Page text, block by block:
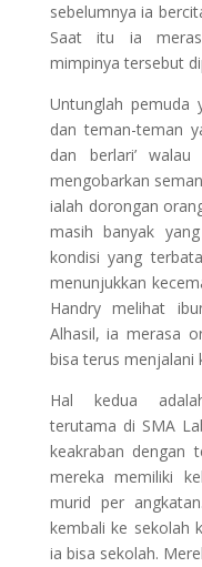
sebelumnya ia
Saat itu ia
mimpinya tersebut
Untunglah pemuda
dan teman-teman
dan berlari’
mengobarkan
ialah dorongan
masih banyak
kondisi yang
menunjukkan
Handry melihat
Alhasil, ia merasa
bisa terus menjalani
Hal kedua
terutama di SMA
keakraban dengan
mereka memiliki
murid per
kembali ke sekolah
ia bisa sekolah.